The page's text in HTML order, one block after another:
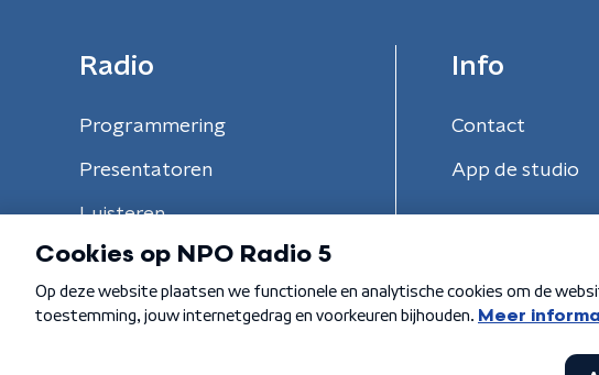
Radio
Programmering
Presentatoren
Luisteren
Info
Contact
App de studio
Algemene voorwaarden Privacybeleid